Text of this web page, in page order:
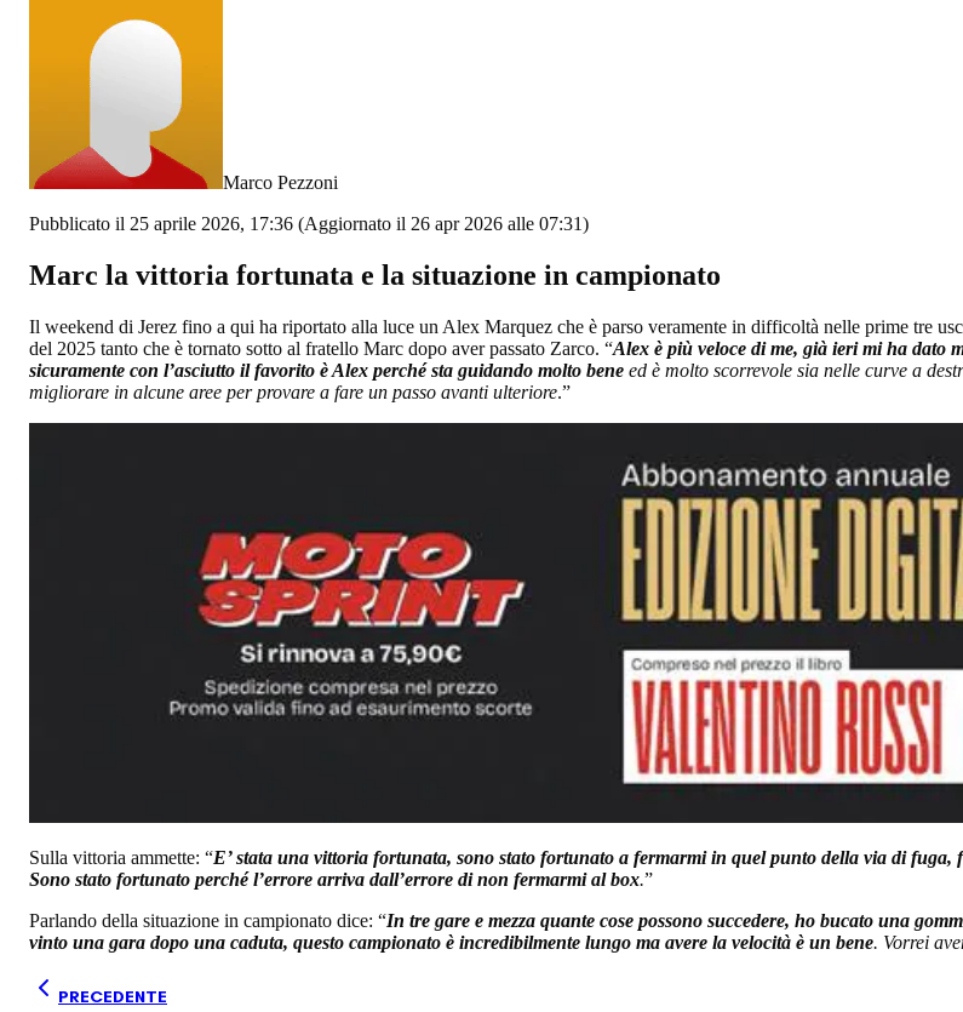
Marco Pezzoni
Pubblicato il 25 aprile 2026, 17:36 (Aggiornato il 26 apr 2026 alle 07:31)
Marc la vittoria fortunata e la situazione in campionato
Il weekend di Jerez fino a qui ha riportato alla luce un Alex Marquez che è parso veramente in difficoltà nelle prime tre
del 2025 tanto che è tornato sotto al fratello Marc dopo aver passato Zarco. “Alex è più veloce di me, già ieri mi ha dato
sicuramente con l’asciutto il favorito è Alex perché sta guidando molto bene ed è molto scorrevole sia nelle curve a
migliorare in alcune aree per provare a fare un passo avanti ulteriore.”
Sulla vittoria ammette: “E’ stata una vittoria fortunata, sono stato fortunato a fermarmi in quel punto della via di fuga,
Sono stato fortunato perché l’errore arriva dall’errore di non fermarmi al box.”
Parlando della situazione in campionato dice: “In tre gare e mezza quante cose possono succedere, ho bucato una
vinto una gara dopo una caduta, questo campionato è incredibilmente lungo ma avere la velocità è un bene. Vorrei
PRECEDENTE